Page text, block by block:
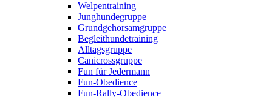
Welpentraining
Junghundegruppe
Grundgehorsamgruppe
Begleithundetraining
Alltagsgruppe
Canicrossgruppe
Fun für Jedermann
Fun-Obedience
Fun-Rally-Obedience